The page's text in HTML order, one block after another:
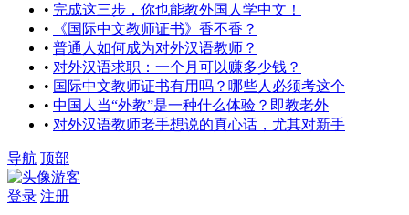
• 完成这三步，你也能教外国人学中文！
•
《国际中文教师证书》香不香？
• 普通人如何成为对外汉语教师？
• 对外汉语求职：一个月可以赚多少钱？
• 国际中文教师证书有用吗？哪些人必须考这个
• 中国人当“外教”是一种什么体验？即教老外
• 对外汉语教师老手想说的真心话，尤其对新手
导航 顶部
游客
登录 注册